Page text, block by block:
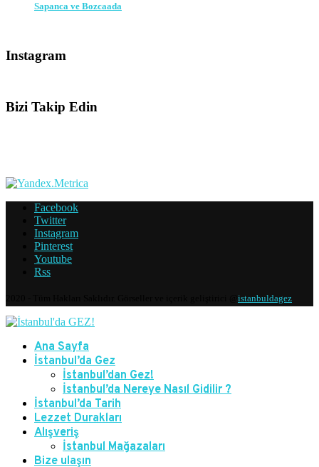
Sapanca ve Bozcaada
Instagram
Bizi Takip Edin
Facebook
Twitter
Instagram
Pinterest
Youtube
Rss
istanbuldagez
Ana Sayfa
İstanbul’da Gez
İstanbul’dan Gez!
İstanbul’da Nereye Nasıl Gidilir ?
İstanbul’da Tarih
Lezzet Durakları
Alışveriş
İstanbul Mağazaları
Bize ulaşın